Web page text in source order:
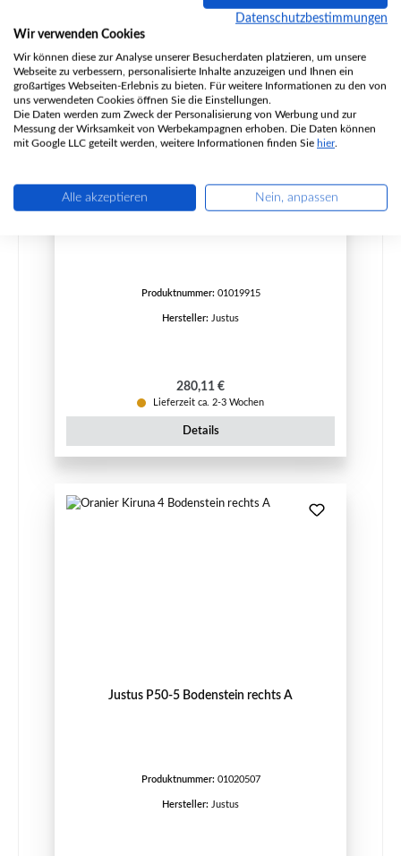
Justus P50-5 Feuerraumauskleidung B
Produktnummer: 01019915
Hersteller: Justus
Regulärer Preis:
280,11 €
Lieferzeit ca. 2-3 Wochen
Details
Justus P50-5 Bodenstein rechts A
Produktnummer: 01020507
Hersteller: Justus
Datenschutzbestimmungen
Wir verwenden Cookies
Wir können diese zur Analyse unserer Besucherdaten platzieren, um unsere
Webseite zu verbessern, personalisierte Inhalte anzuzeigen und Ihnen ein
großartiges Webseiten-Erlebnis zu bieten. Für weitere Informationen zu den von
uns verwendeten Cookies öffnen Sie die Einstellungen.
Die Daten werden zum Zweck der Personalisierung von Werbung und zur
Messung der Wirksamkeit von Werbekampagnen erhoben. Die Daten können
mit Google LLC geteilt werden, weitere Informationen finden Sie hier.
Alle akzeptieren Nein, anpassen